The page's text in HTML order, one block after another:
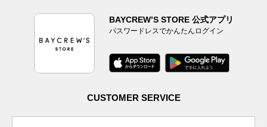
BAYCREW’S STORE 公式アプリ
パスワードレスでかんたんログイン
CUSTOMER SERVICE